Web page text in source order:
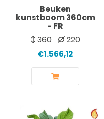
Beuken
kunstboom 360cm
- FR
360
220
€1.566,12